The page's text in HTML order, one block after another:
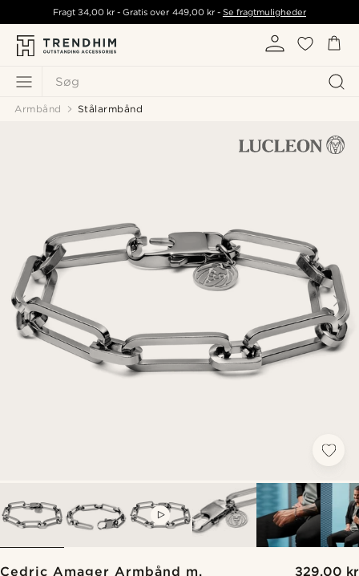
Søg
Fragt34,00 kr - Gratis over 449,00 kr- Se fragtmuligheder
Armbånd Stålarmbånd
Cedric Amager Armbånd m.
329,00 kr